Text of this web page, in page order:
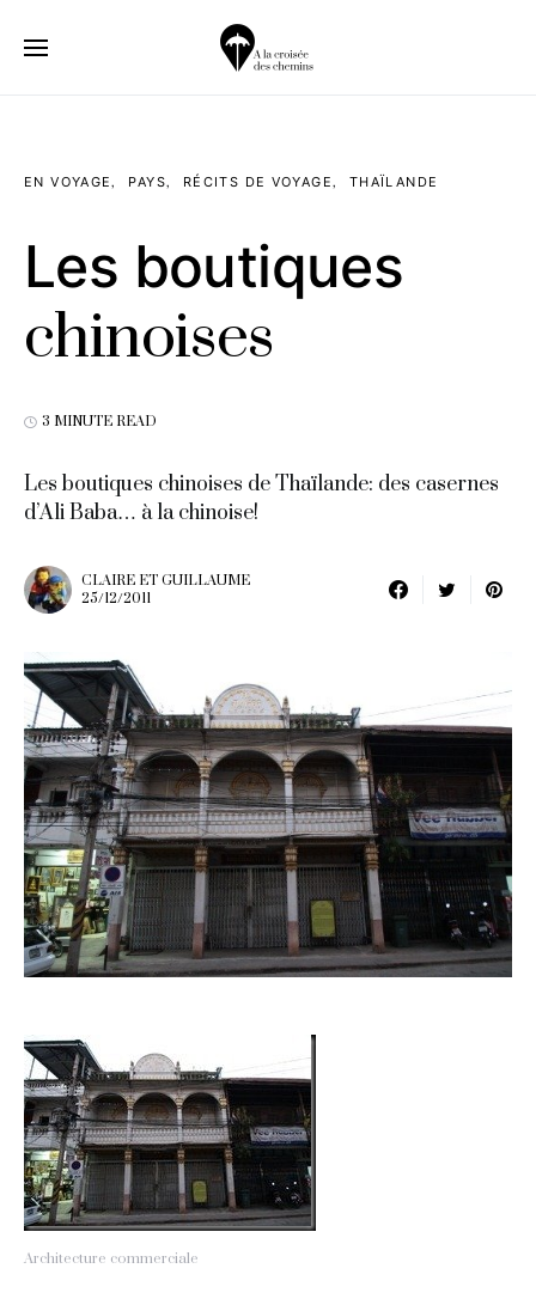
EN VOYAGE PAYS RÉCITS DE VOYAGE THAÏLANDE
Les boutiques
chinoises
3 MINUTE READ
Les boutiques chinoises de Thaïlande: des casernes
d’Ali Baba… à la chinoise!
CLAIRE ET GUILLAUME
25/12/2011
Architecture commerciale